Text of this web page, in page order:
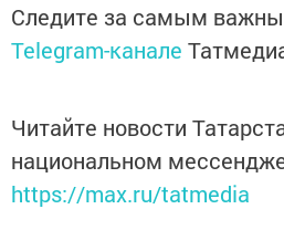
Следите за самым
Telegram-канале
Читайте новости
национальном
https://max.ru/tatmedia